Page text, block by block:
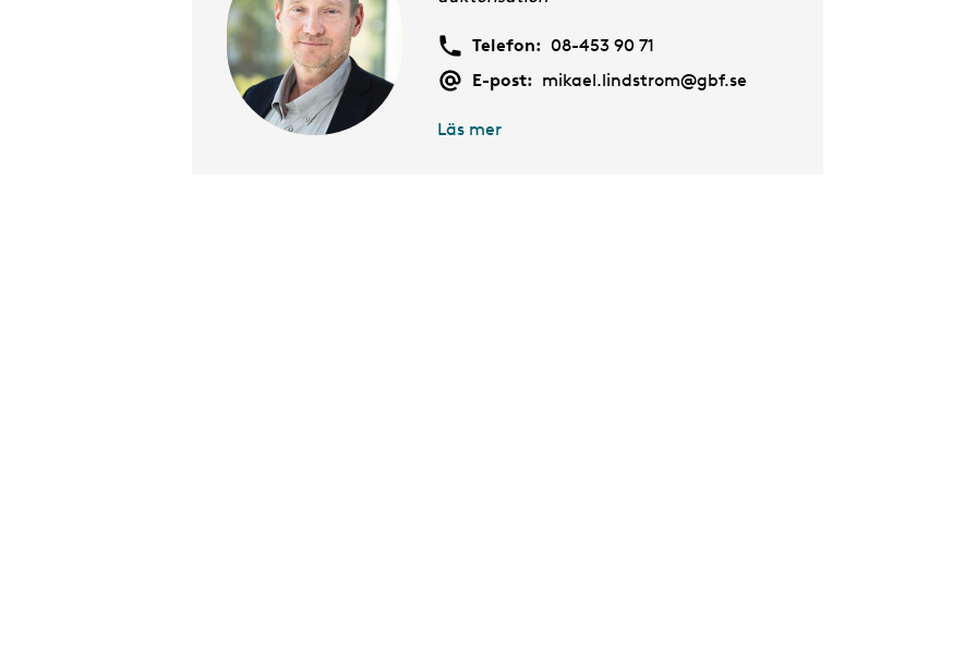
Telefon: 08-453 90 71
E-post: mikael.lindstrom@gbf.se
Läs mer